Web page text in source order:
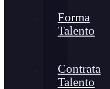
Forma
Talento
Contrata
Talento